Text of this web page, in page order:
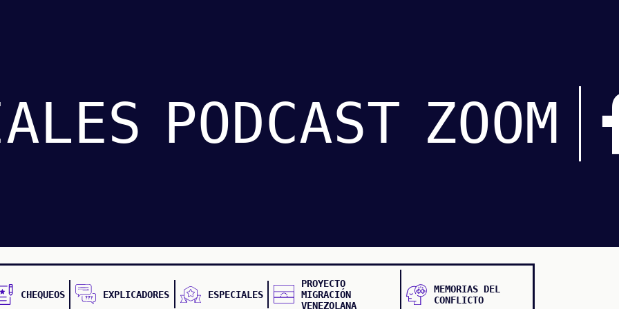
PODCAST ZOOM
CHEQUEOS EXPLICADORES ESPECIALES
PROYECTO
MIGRACIÓN
VENEZOLANA
MEMORIAS DEL
CONFLICTO